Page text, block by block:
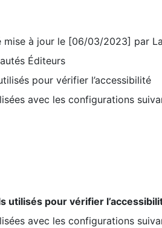
à jour le [06/03/2023] par La
Éditeurs
pour vérifier l’accessibilité
avec les configurations
utilisés pour vérifier
avec les configurations